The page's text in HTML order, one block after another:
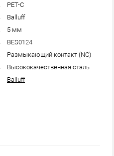
PET-C
Balluff
5 мм
BES0124
Размыкающий контакт (NC)
Высококачественная сталь
Balluff